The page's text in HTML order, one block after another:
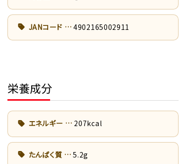
JANコード 4902165002911
栄養成分
エネルギー 207kcal
たんぱく質 5.2g